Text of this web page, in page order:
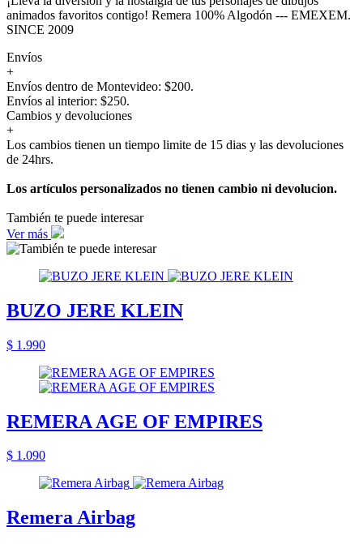
animados favoritos contigo! Remera 100% Algodón --- EMEXEM.
SINCE 2009
Envíos
+
Envíos dentro de Montevideo: $200.
Envíos al interior: $250.
Cambios y devoluciones
+
Los cambios tienen un tiempo limite de 15 dias y las devoluciones
de 24hrs.
Los artículos personalizados no tienen cambio ni devolucion.
También te puede interesar
Ver más
BUZO JERE KLEIN
$ 1.990
REMERA AGE OF EMPIRES
$ 1.090
Remera Airbag